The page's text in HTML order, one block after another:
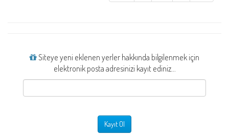
Siteye yeni eklenen yerler hakkında bilgilenmek için
elektronik posta adresinizi kayıt ediniz...